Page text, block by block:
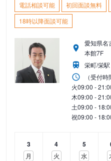
電話相談可能 初回面談無料
18時以降面談可能
愛知県名
本館7F
栄町/栄駅
（受付時
火09:00 -
木09:00 -
土09:00 -
祝09:00 -
3
月
4
火
5
水